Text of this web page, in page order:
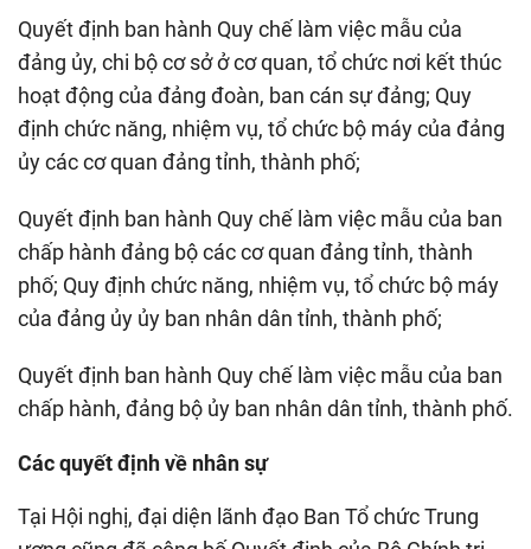
Quyết định ban hành Quy chế làm việc mẫu của
đảng ủy, chi bộ cơ sở ở cơ quan, tổ chức nơi kết thúc
hoạt động của đảng đoàn, ban cán sự đảng; Quy
định chức năng, nhiệm vụ, tổ chức bộ máy của đảng
ủy các cơ quan đảng tỉnh, thành phố;
Quyết định ban hành Quy chế làm việc mẫu của ban
chấp hành đảng bộ các cơ quan đảng tỉnh, thành
phố; Quy định chức năng, nhiệm vụ, tổ chức bộ máy
của đảng ủy ủy ban nhân dân tỉnh, thành phố;
Quyết định ban hành Quy chế làm việc mẫu của ban
chấp hành, đảng bộ ủy ban nhân dân tỉnh, thành phố.
Các quyết định về nhân sự
Tại Hội nghị, đại diện lãnh đạo Ban Tổ chức Trung